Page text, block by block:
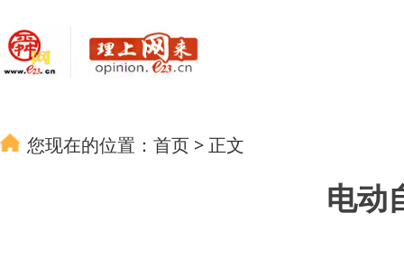
您现在的位置： 首页 > 正文
电动